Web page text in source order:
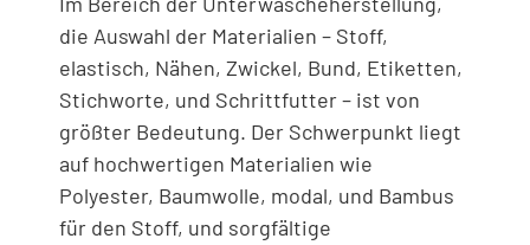
die Auswahl der Materialien – Stoff,
elastisch, Nähen, Zwickel, Bund, Etiketten,
Stichworte, und Schrittfutter – ist von
größter Bedeutung. Der Schwerpunkt liegt
auf hochwertigen Materialien wie
Polyester, Baumwolle, modal, und Bambus
für den Stoff, und sorgfältige